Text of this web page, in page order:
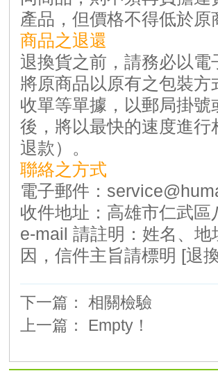
產品，但價格不得低於
商品之退還
退換貨之前，請務必以
將原商品以原有之包裝
收單等單據，以郵局掛
後，將以最快的速度進
退款）。
聯絡之方式
電子郵件：
收件地址： 高雄市仁武區
e-mail 請註明：姓名、
因，信件主旨請標明 [退
下一篇： 相關檢驗
上一篇： Empty！